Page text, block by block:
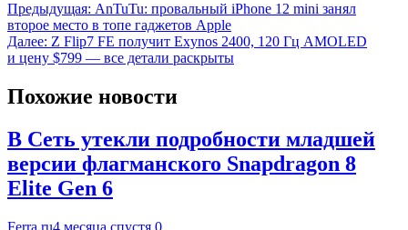
Предыдущая: AnTuTu: провальный iPhone 12 mini занял
второе место в топе гаджетов Apple
Далее: Z Flip7 FE получит Exynos 2400, 120 Гц AMOLED
и цену $799 — все детали раскрыты
Похожие новости
В Сеть утекли подробности младшей
версии флагманского Snapdragon 8
Elite Gen 6